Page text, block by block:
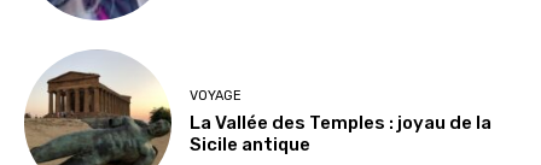
VOYAGE
La Vallée des Temples : joyau de la
Sicile antique